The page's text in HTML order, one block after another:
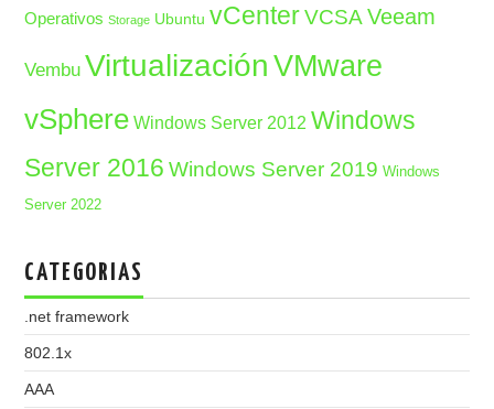
Operativos Storage Ubuntu vCenter VCSA Veeam
Vembu Virtualización VMware
vSphere Windows Server 2012 Windows
Server 2016 Windows Server 2019 Windows
Server 2022
CATEGORIAS
.net framework
802.1x
AAA